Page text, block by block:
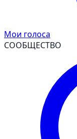
Мои голоса
СООБЩЕСТВО